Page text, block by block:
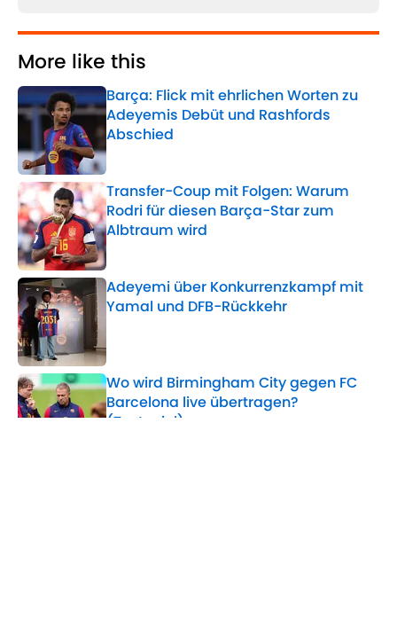
More like this
Barça: Flick mit ehrlichen Worten zu
Adeyemis Debüt und Rashfords
Abschied
Published by on Invalid Date
Transfer-Coup mit Folgen: Warum
Rodri für diesen Barça-Star zum
Albtraum wird
Published by on Invalid Date
Adeyemi über Konkurrenzkampf mit
Yamal und DFB-Rückkehr
Wo wird Birmingham City gegen FC
Barcelona live übertragen?
(Testspiel)